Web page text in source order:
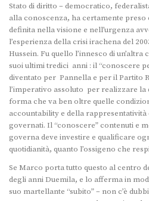
Stato di diritto – democratico,
alla conoscenza, ha certamente
definita nella visione e nell’urgenza
l’esperienza della crisi irachena del
Hussein. Fu quello l’innesco di
suoi ultimi tredici anni : il “conoscere
diventato per Pannella e per il Partito
l’imperativo assoluto per realizzare
forma che va ben oltre quelle
accountability e della
governati. Il “conoscere” contenuti e
governa deve investire e qualificare
quotidianità, quanto l’ossigeno che
Se Marco porta tutto questo al centro
degli anni Duemila, e lo afferma in
suo martellante “subito” – non c’è